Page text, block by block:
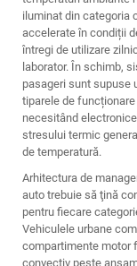
iluminat din categoria
accelerate în condiții
întregi de utilizare
laborator. În schimb,
pasageri sunt supuse
tiparele de
necesitând
stresului termic
de temperatură.
Arhitectura de
auto trebuie să ţină
pentru fiecare
Vehiculele urbane
compartimente motor
convectiv peste